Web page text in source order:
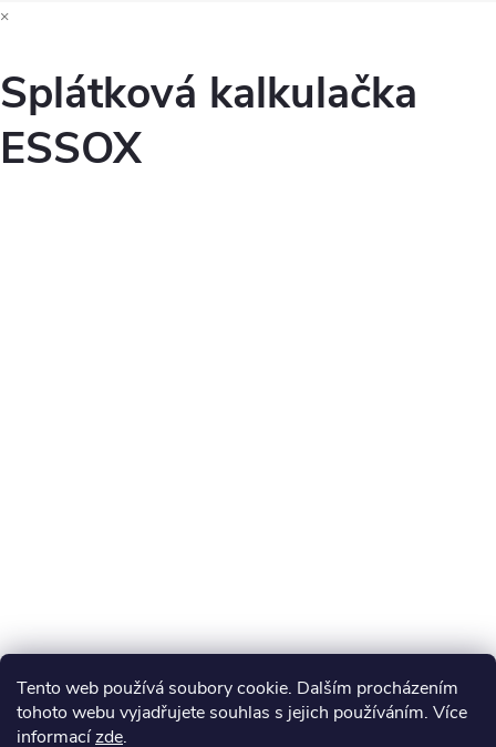
Tento web používá soubory cookie. Dalším procházením
tohoto webu vyjadřujete souhlas s jejich používáním. Více
informacízde.
×
Splátková kalkulačka
ESSOX